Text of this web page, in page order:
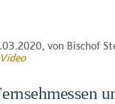
, von Bischof